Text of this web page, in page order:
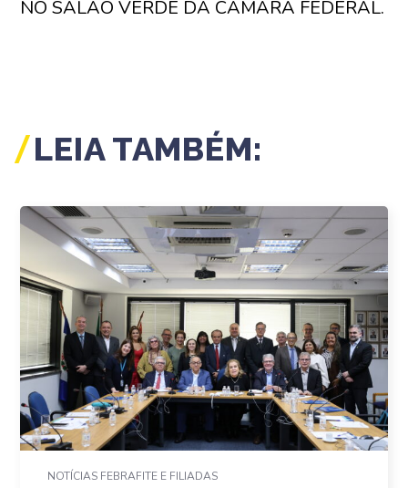
NO SALÃO VERDE DA CÂMARA FEDERAL.
LEIA TAMBÉM:
NOTÍCIAS FEBRAFITE E FILIADAS